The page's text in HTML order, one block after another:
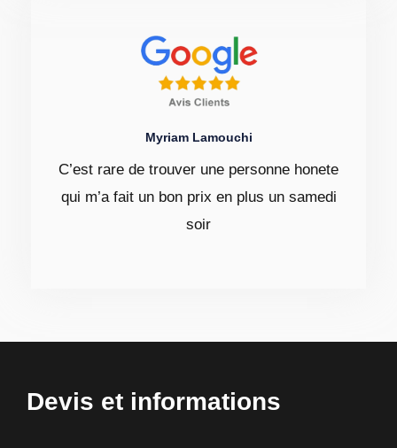
Myriam Lamouchi
C’est rare de trouver une personne honete
qui m’a fait un bon prix en plus un samedi
soir
Devis et informations